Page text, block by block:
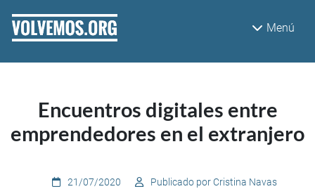
Menú
Encuentros digitales entre
emprendedores en el extranjero
21/07/2020 Publicado por Cristina Navas